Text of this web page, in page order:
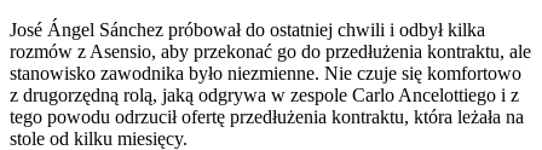
José Ángel Sánchez próbował do ostatniej chwili i odbył kilka
rozmów z Asensio, aby przekonać go do przedłużenia kontraktu, ale
stanowisko zawodnika było niezmienne. Nie czuje się komfortowo
z drugorzędną rolą, jaką odgrywa w zespole Carlo Ancelottiego i z
tego powodu odrzucił ofertę przedłużenia kontraktu, która leżała na
stole od kilku miesięcy.